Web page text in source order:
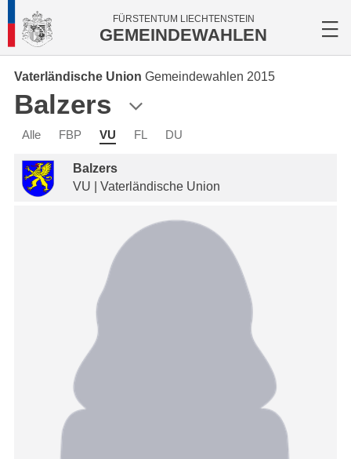
FÜRSTENTUM LIECHTENSTEIN
GEMEINDEWAHLEN
Vaterländische Union Gemeindewahlen 2015
Balzers
Alle FBP VU FL DU
Balzers
VU | Vaterländische Union